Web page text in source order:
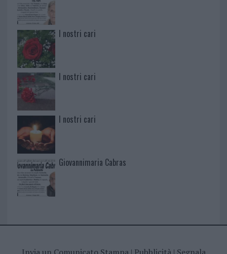
I nostri cari
I nostri cari
I nostri cari
Giovannimaria Cabras